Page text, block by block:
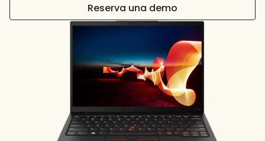
Reserva una demo